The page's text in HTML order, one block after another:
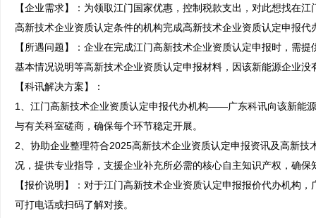
【企业需求】：为领取江门国家优惠，控制税款支出，对此想找在
高新技术企业资质认定条件的机构完成高新技术企业资质认定申报代
【所遇问题】：企业在完成江门高新技术企业资质认定申报时，需
基本情况说明等高新技术企业资质认定申报材料，因该新能源企业没
【科讯解决方案】：
1、江门高新技术企业资质认定申报代办机构——广东科讯向该新能
与有关科室磋商，确保每个环节稳定开展。
2、协助企业整理符合2025高新技术企业资质认定申报资讯及高新
况，提供专业指导，支援企业补充所必需的核心自主知识产权，确
【报价说明】：对于江门高新技术企业资质认定申报报价代办机构
可打电话或扫码了解对接。